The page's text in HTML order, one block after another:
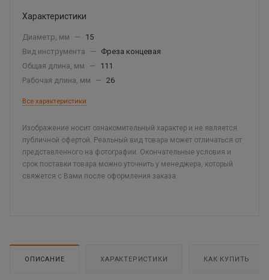
Характеристики
Диаметр, мм —
15
Вид инструмента
—
Фреза концевая
Общая длина, мм
—
111
Рабочая длина, мм
— 26
Все характеристики
Изображение носит ознакомительный характер и не является
публичной офертой. Реальный вид товара может отличаться от
представленного на фотографии. Окончательные условия и
срок поставки товара можно уточнить у менеджера, который
свяжется с Вами после оформления заказа.
ОПИСАНИЕ ХАРАКТЕРИСТИКИ КАК КУПИТЬ